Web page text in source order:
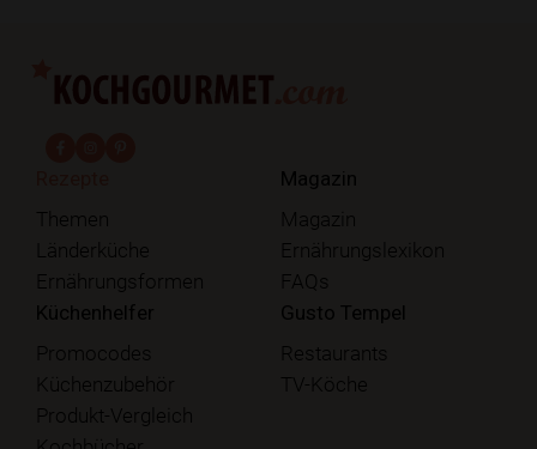
Themen
Länderküche
Ernährungsformen
Magazin
Magazin
Ernährungslexikon
FAQs
Küchenhelfer
Promocodes
Küchenzubehör
Produkt-Vergleich
Gusto Tempel
Restaurants
TV-Köche